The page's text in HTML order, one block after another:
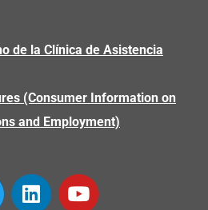
de la Clínica de Asistencia
(Consumer Information on
and Employment)